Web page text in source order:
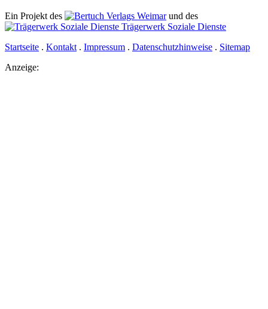
Ein Projekt des Verlags Weimarund des
Trägerwerk Soziale Dienste
Startseite . Kontakt . Impressum . Datenschutzhinweise . Sitemap
Anzeige: